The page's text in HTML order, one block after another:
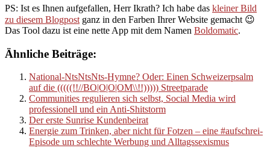
PS: Ist es Ihnen aufgefallen, Herr Ikrath? Ich habe das kleiner Bild
zu diesem Blogpost ganz in den Farben Ihrer Website gemacht 😉
Das Tool dazu ist eine nette App mit dem Namen Boldomatic.
Ähnliche Beiträge:
National-NtsNtsNts-Hymne? Oder: Einen Schweizerpsalm
auf die (((((!!//BO|O|O|OM\\!!))))) Streetparade
Communities regulieren sich selbst, Social Media wird
professionell und ein Anti-Shitstorm
Der erste Sunrise Kundenbeirat
Energie zum Trinken, aber nicht für Fotzen – eine #aufschrei-
Episode um schlechte Werbung und Alltagssexismus